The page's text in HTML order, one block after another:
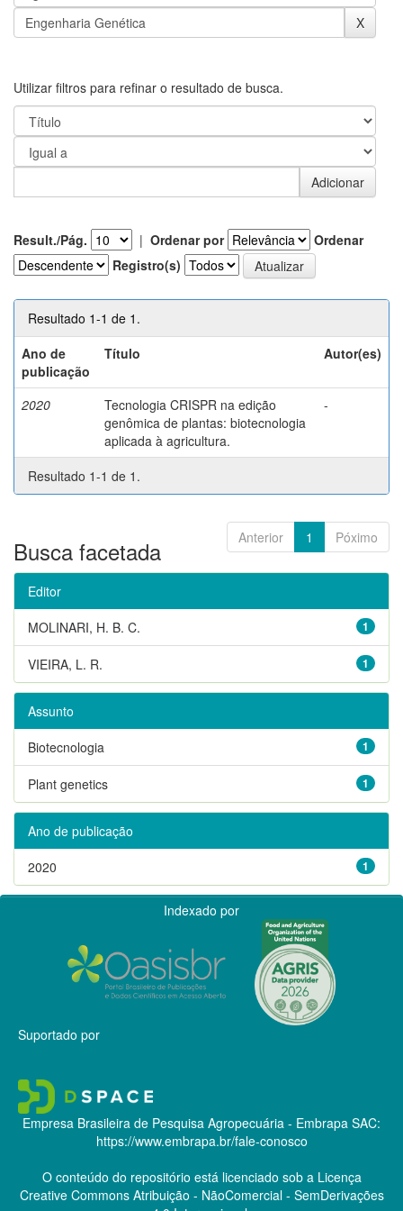
Utilizar filtros para refinar o resultado de busca.
Result./Pág. | Ordenar por
Ordenar
Registro(s)
Resultado 1-1 de 1.
Ano de
publicação
Título Autor(es)
2020
Tecnologia CRISPR na edição
genômica de plantas: biotecnologia
aplicada à agricultura.
-
Resultado 1-1 de 1.
Anterior 1 Póximo
Busca facetada
Editor
1
MOLINARI, H. B. C.
1
VIEIRA, L. R.
Assunto
1
Biotecnologia
1
Plant genetics
Ano de publicação
1
2020
Indexado por
Suportado por
Empresa Brasileira de Pesquisa Agropecuária - Embrapa SAC:
https://www.embrapa.br/fale-conosco
O conteúdo do repositório está licenciado sob a Licença
Creative CommonsAtribuição - NãoComercial - SemDerivações